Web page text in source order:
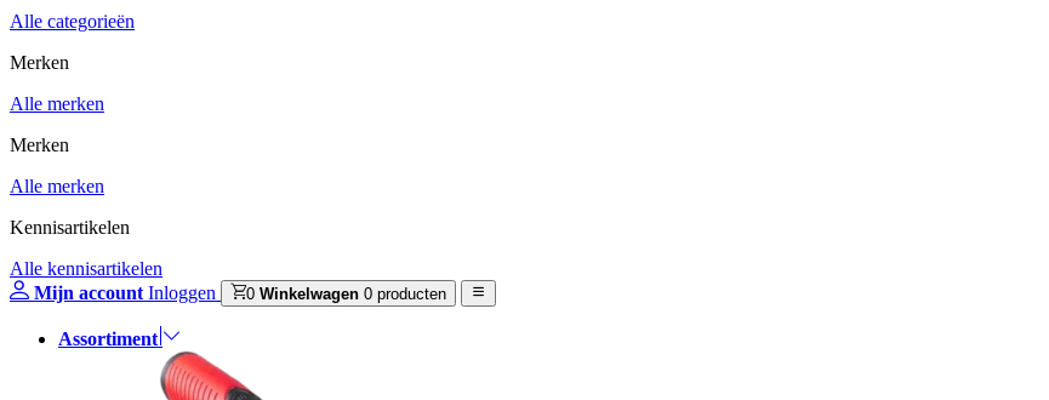
Alle categorieën
Merken
Alle merken
Merken
Alle merken
Kennisartikelen
Alle kennisartikelen
Mijn account Inloggen 0 Winkelwagen 0 producten
Assortiment